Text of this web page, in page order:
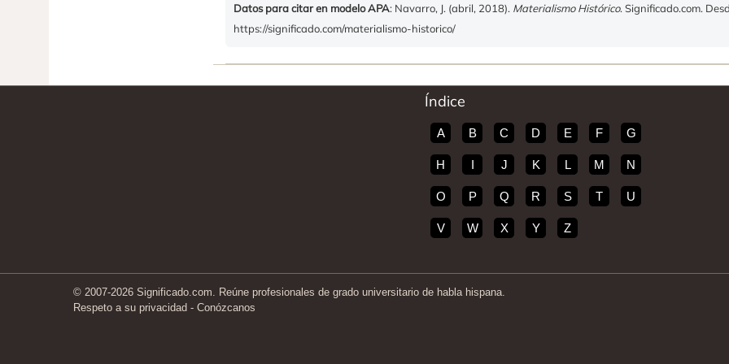
Datos para citar en modelo APA: Navarro, J. (abril, 2018). Materialismo Histórico. Significado.com.
https://significado.com/materialismo-historico/
Índice
A B C D E F G
H J K L M N
O P Q R S T U
V W X Y Z
© 2007-2026 Significado.com. Reúne profesionales de grado universitario de habla hispana.
Respeto a su privacidad - Conózcanos